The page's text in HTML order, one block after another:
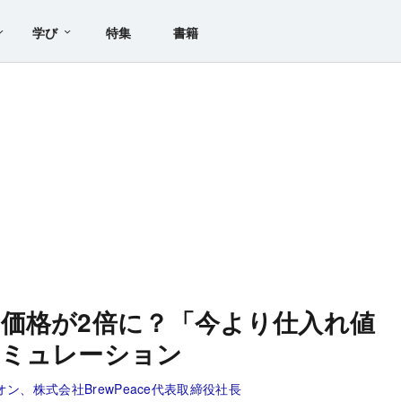
学び 特集 書籍
格が2倍に？「今より仕入れ値
ュレーション
、株式会社BrewPeace代表取締役社長